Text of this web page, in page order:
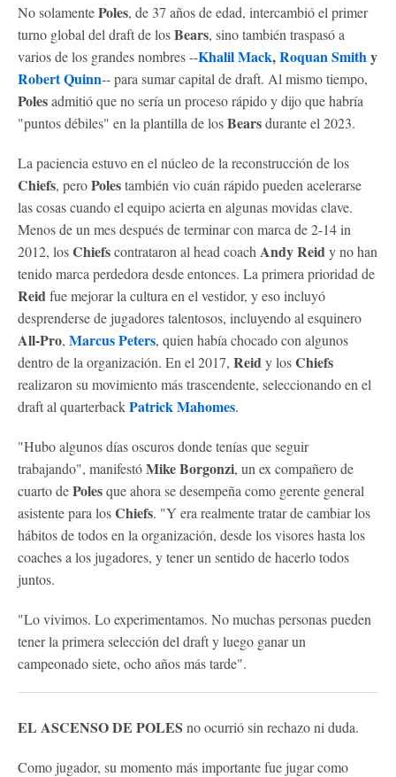
No solamentePoles, de 37 años de edad, intercambió el primer
turno global del draft de losBears, sino también traspasó a
varios de los grandes nombres --Khalil Mack,Roquan Smithy
Robert Quinn-- para sumar capital de draft. Al mismo tiempo,
Polesadmitió que no sería un proceso rápido y dijo que habría
"puntos débiles" en la plantilla de losBearsdurante el 2023.
La paciencia estuvo en el núcleo de la reconstrucción de los
Chiefs, peroPolestambién vio cuán rápido pueden acelerarse
las cosas cuando el equipo acierta en algunas movidas clave.
Menos de un mes después de terminar con marca de 2-14 in
2012, losChiefscontrataron al head coach Andy Reidy no han
tenido marca perdedora desde entonces. La primera prioridad de
Reidfue mejorar la cultura en el vestidor, y eso incluyó
desprenderse de jugadores talentosos, incluyendo al esquinero
All-Pro, Marcus Peters, quien había chocado con algunos
dentro de la organización. En el 2017, Reidy losChiefs
realizaron su movimiento más trascendente, seleccionando en el
draft al quarterbackPatrick Mahomes.
"Hubo algunos días oscuros donde tenías que seguir
trabajando", manifestóMike Borgonzi, un ex compañero de
cuarto dePolesque ahora se desempeña como gerente general
asistente para losChiefs. "Y era realmente tratar de cambiar los
hábitos de todos en la organización, desde los visores hasta los
coaches a los jugadores, y tener un sentido de hacerlo todos
juntos.
"Lo vivimos. Lo experimentamos. No muchas personas pueden
tener la primera selección del draft y luego ganar un
campeonado siete, ocho años más tarde".
EL ASCENSO DE POLES no ocurrió sin rechazo ni duda.
Como jugador, su momento más importante fue jugar como